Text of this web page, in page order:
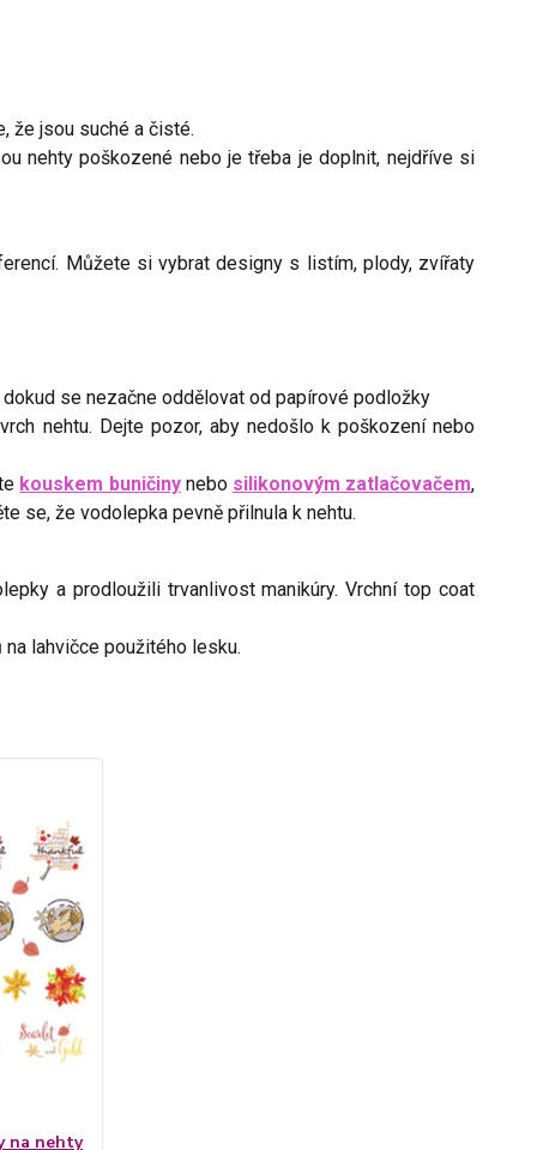
že jsou suché a čisté.
nehty poškozené nebo je třeba je doplnit, nejdříve si
Můžete si vybrat designy s listím, plody, zvířaty
se nezačne oddělovat od papírové podložky
nehtu. Dejte pozor, aby nedošlo k poškození nebo
kouskem buničinynebo silikonovým zatlačovačem,
se, že vodolepka pevně přilnula k nehtu.
a prodloužili trvanlivost manikúry. Vrchní top coat
lahvičce použitého lesku.
na nehty